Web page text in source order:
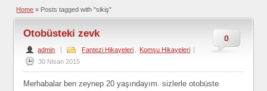
Home » Posts tagged with "sikiş"
0
Otobüsteki zevk
admin | Fantezi Hikayeleri Komşu Hikayeleri |
30 Nisan 2015
Merhabalar ben zeynep 20 yaşındayım. sizlerle otobüste